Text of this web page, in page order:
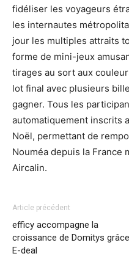
fidéliser les voyageurs
les internautes
jour les multiples attraits
forme de mini-jeux
tirages au sort aux
lot final avec plusieurs
gagner. Tous les
automatiquement inscrits
Noël, permettant de
Nouméa depuis la
Aircalin.
Article précédent
efficy accompagne la
croissance de Domitys
E-deal